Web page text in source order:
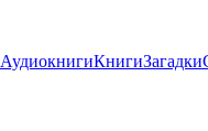
АудиокнигиКнигиЗагадки